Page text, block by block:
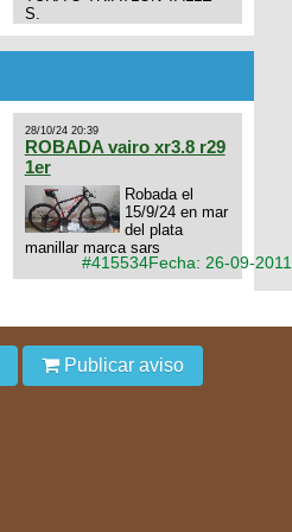
#415534Fecha: 26-09-2011
S.
28/10/24 20:39
ROBADA vairo xr3.8 r29
1er
Robada el
15/9/24 en mar
del plata
manillar marca sars
Publicar aviso